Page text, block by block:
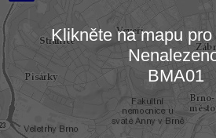
Načítám
Klikněte na mapu
BMA01